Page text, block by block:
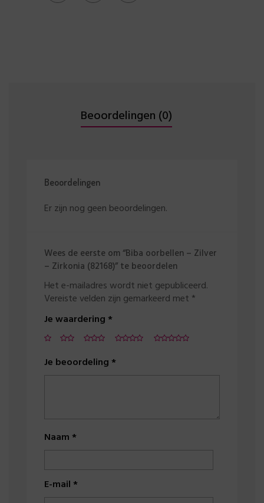
Beoordelingen (0)
Beoordelingen
Er zijn nog geen beoordelingen.
Wees de eerste om “Biba oorbellen – Zilver
– Zirkonia (82168)” te beoordelen
Het e-mailadres wordt niet gepubliceerd.
Vereiste velden zijn gemarkeerd met *
Je waardering*
Je beoordeling*
Naam*
E-mail*